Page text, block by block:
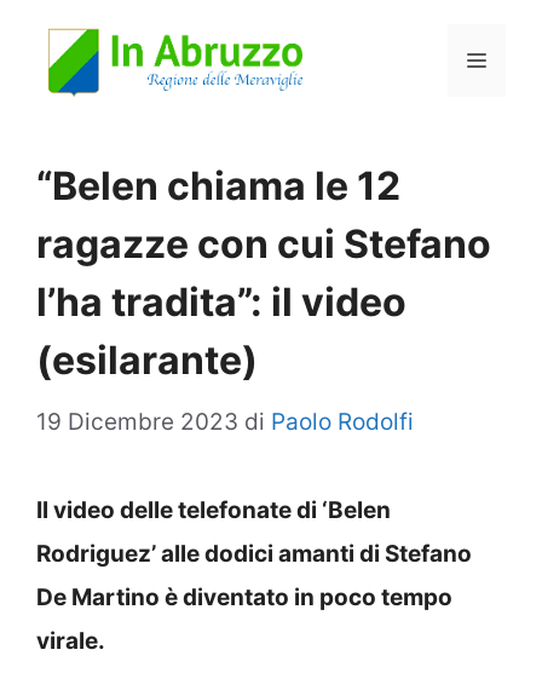
Menu
“Belen chiama le 12
ragazze con cui Stefano
l’ha tradita”: il video
(esilarante)
19 Dicembre 2023 di Paolo Rodolfi
Il video delle telefonate di ‘Belen
Rodriguez’ alle dodici amanti di Stefano
De Martino è diventato in poco tempo
virale.